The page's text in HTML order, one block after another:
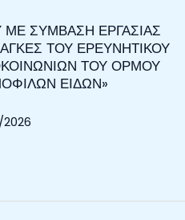
ΣΥΜΒΑΣΗ ΕΡΓΑΣΙΑΣ
ΤΟΥ ΕΡΕΥΝΗΤΙΚΟΥ
ΤΟΥ ΟΡΜΟΥ
ΕΙΔΩΝ»